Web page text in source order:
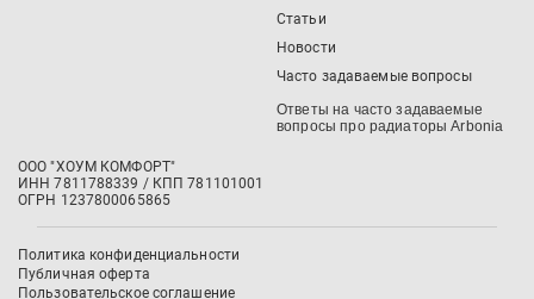
Статьи
Новости
Часто задаваемые вопросы
Ответы на часто задаваемые
вопросы про радиаторы Arbonia
ООО "ХОУМ КОМФОРТ"
‍ИНН 7811788339 / КПП 781101001
ОГРН 1237800065865
Политика конфиденциальности
Публичная оферта
Пользовательское соглашение